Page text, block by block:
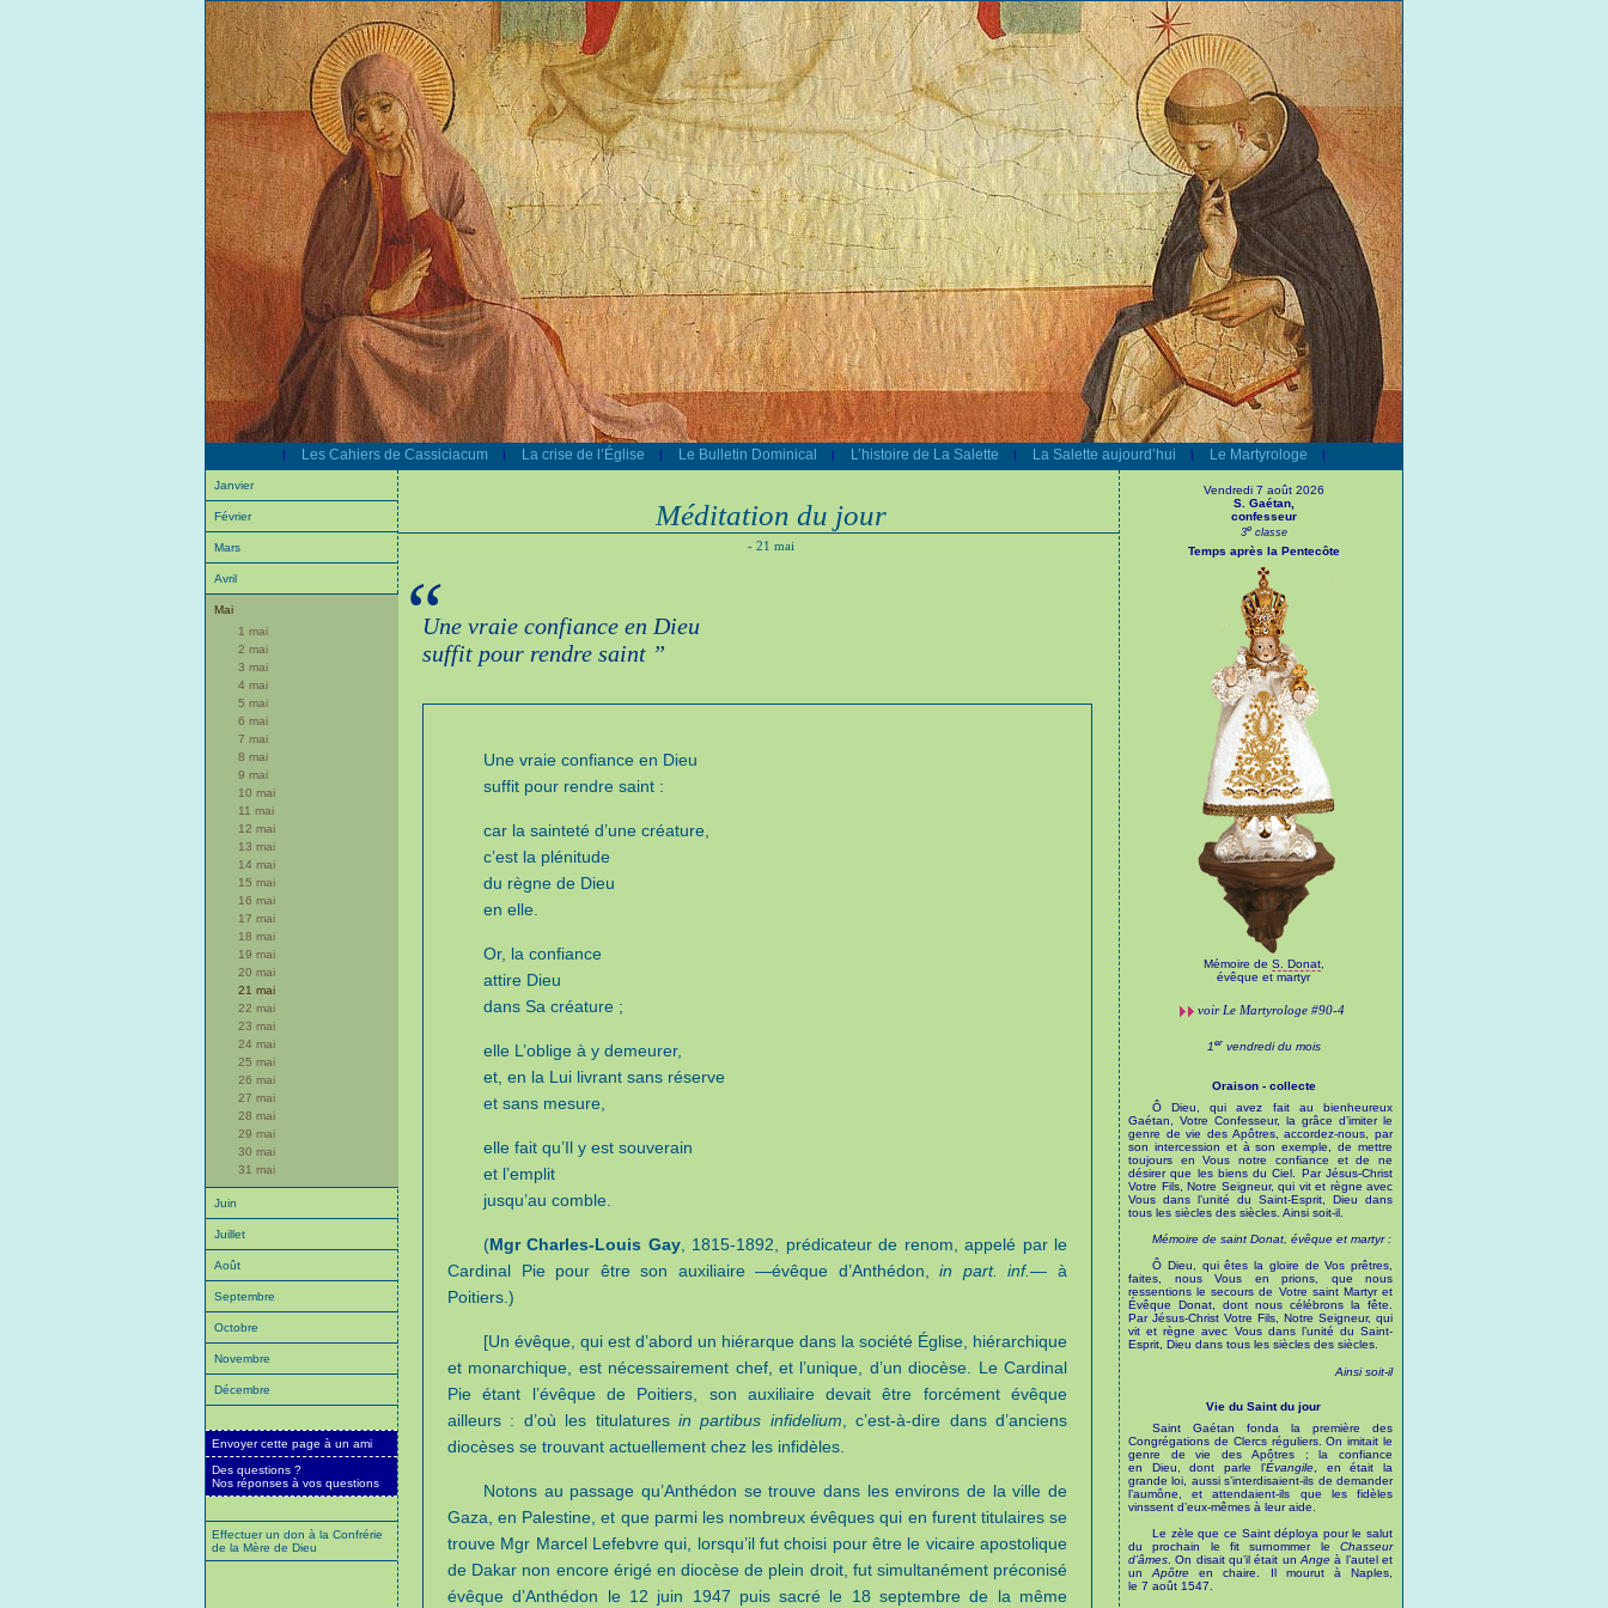
| Les Cahiers de Cassiciacum | La crise de l’Église | Le Bulletin Dominical | L’histoire de La Salette | La Salette aujourd’hui | Le Martyrologe |
Janvier
Février
Mars
Avril
Mai
1 mai
2 mai
3 mai
4 mai
5 mai
6 mai
7 mai
8 mai
9 mai
10 mai
11 mai
12 mai
13 mai
14 mai
15 mai
16 mai
17 mai
18 mai
19 mai
20 mai
21 mai
22 mai
23 mai
24 mai
25 mai
26 mai
27 mai
28 mai
29 mai
30 mai
31 mai
Juin
Juillet
Août
Septembre
Octobre
Novembre
Décembre
Envoyer cette page à un ami
Des questions ?
Nos réponses à vos questions
Effectuer un don à la Confrérie
de la Mère de Dieu
Méditation du jour
- 21 mai
“
Une vraie confiance en Dieu
suffit pour rendre saint ”
Une vraie confiance en Dieu
suffit pour rendre saint :
car la sainteté d’une créature,
c’est la plénitude
du règne de Dieu
en elle.
Or, la confiance
attire Dieu
dans Sa créature ;
elle L’oblige à y demeurer,
et, en la Lui livrant sans réserve
et sans mesure,
elle fait qu’Il y est souverain
et l’emplit
jusqu’au comble.
(Mgr Charles-Louis Gay, 1815-1892, prédicateur de renom, appelé par le
Cardinal Pie pour être son auxiliaire —évêque d’Anthédon,
in part. inf.— à
Poitiers.)
[Un évêque, qui est d’abord un hiérarque dans la société Église, hiérarchique
et monarchique, est nécessairement chef, et l’unique, d’un diocèse. Le Cardinal
Pie étant l’évêque de Poitiers, son auxiliaire devait être forcément évêque
ailleurs : d’où les titulatures in partibus infidelium , c’est-à-dire dans d’anciens
diocèses se trouvant actuellement chez les infidèles.
Notons au passage qu’Anthédon se trouve dans les environs de la ville de
Gaza, en Palestine, et que parmi les nombreux évêques qui en furent titulaires se
trouve Mgr Marcel Lefebvre qui, lorsqu’il fut choisi pour être le vicaire apostolique
de Dakar non encore érigé en diocèse de plein droit, fut simultanément préconisé
évêque d’Anthédon le 12 juin 1947 puis sacré le 18 septembre de la même
Vendredi 7 août 2026
S. Gaétan,
confesseur
3eclasse
Temps après la Pentecôte
Mémoire de S. Donat,
évêque et martyr
voir Le Martyrologe#90-4
1ervendredi du mois
Oraison - collecte
Ô Dieu, qui avez fait au bienheureux
Gaétan, Votre Confesseur, la grâce d’imiter le
genre de vie des Apôtres, accordez-nous, par
son intercession et à son exemple, de mettre
toujours en Vous notre confiance et de ne
désirer que les biens du Ciel. Par Jésus-Christ
Votre Fils, Notre Seigneur, qui vit et règne avec
Vous dans l’unité du Saint-Esprit, Dieu dans
tous les siècles des siècles. Ainsi soit-il.
Mémoire de saint Donat, évêque et martyr :
Ô Dieu, qui êtes la gloire de Vos prêtres,
faites, nous Vous en prions, que nous
ressentions le secours de Votre saint Martyr et
Évêque Donat, dont nous célébrons la fête.
Par Jésus-Christ Votre Fils, Notre Seigneur, qui
vit et règne avec Vous dans l’unité du Saint-
Esprit, Dieu dans tous les siècles des siècles.
Ainsi soit-il
Vie du Saint du jour
Saint Gaétan fonda la première des
Congrégations de Clercs réguliers. On imitait le
genre de vie des Apôtres ; la confiance
en Dieu, dont parle l’Évangile, en était la
grande loi, aussi s’interdisaient-ils de demander
l’aumône, et attendaient-ils que les fidèles
vinssent d’eux-mêmes à leur aide.
Le zèle que ce Saint déploya pour le salut
du prochain le fit surnommer le Chasseur
d’âmes. On disait qu’il était unAnge à l’autel et
unApôtre en chaire. Il mourut à Naples,
le 7 août 1547.